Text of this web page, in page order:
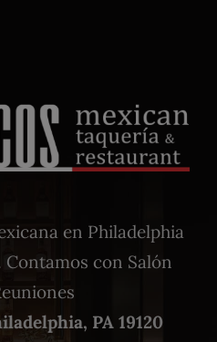
en Philadelphia
con Salón
PA 19120